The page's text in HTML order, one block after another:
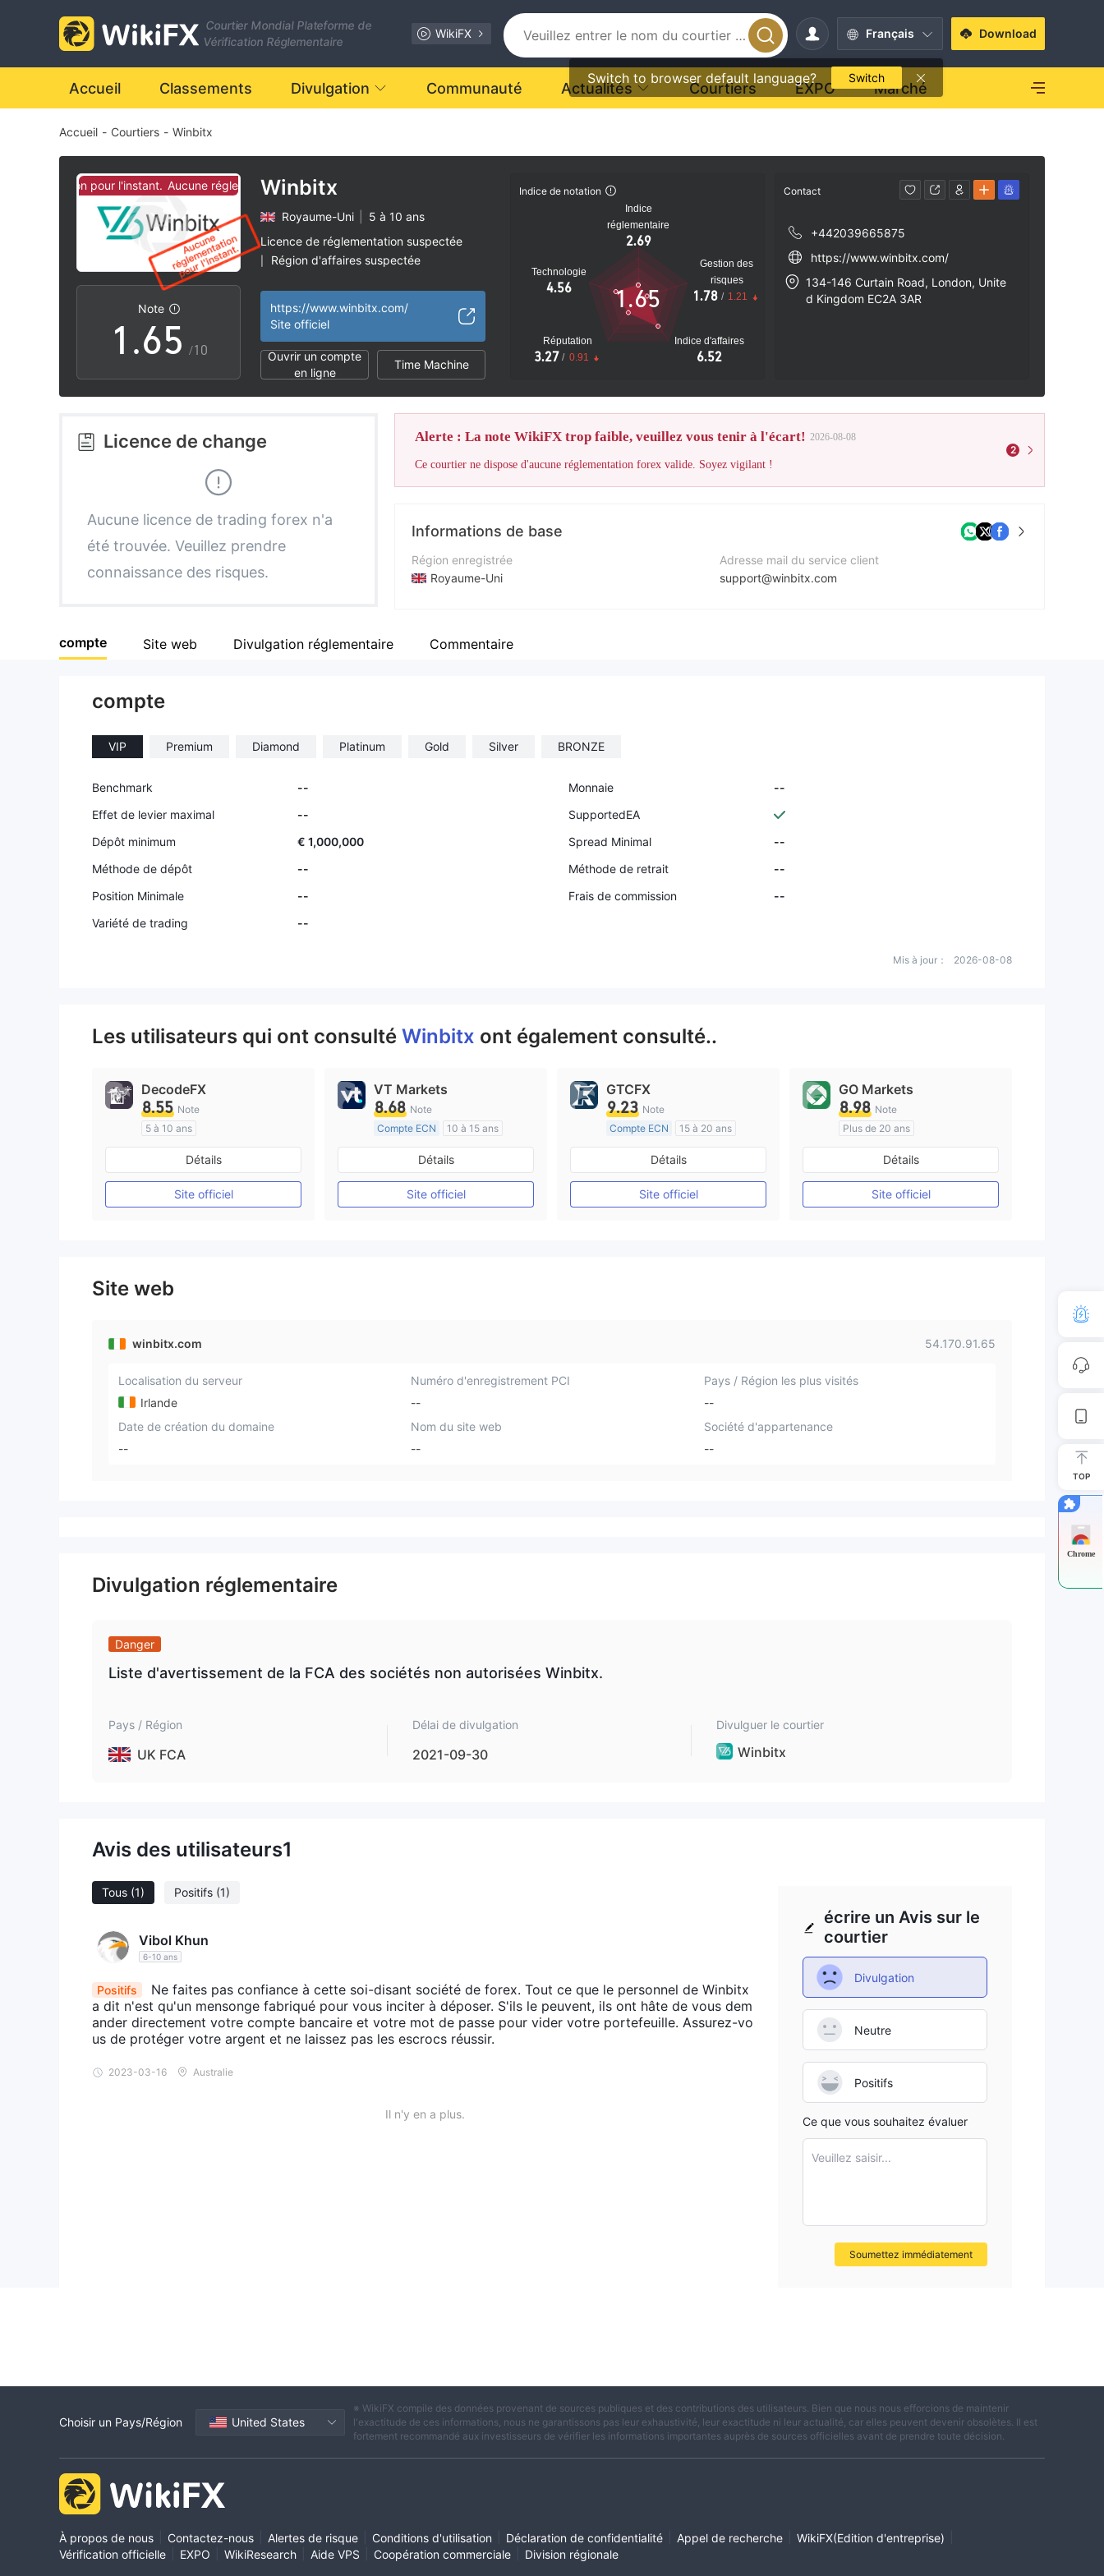
Courtier Mondial Plateforme de
Vérification Réglementaire
WikiFX Français
Switch to browser default language? Switch
Download
Accueil Classements Divulgation Communauté Actualités Courtiers EXPO Marché
Accueil - Courtiers - Winbitx
pour l'instant. Aucune réglementation pour l'instant.
Note
0
1
2
3
5
6
9
.
0
1
2
3
4
5
6
7
8
0
1
2
3
4
5
6
7
9
/10
Winbitx
Royaume-Uni
5 à 10 ans
Licence de réglementation suspectée
Région d'affaires suspectée
https://www.winbitx.com/
Site officiel
Ouvrir un compte
en ligne
Time Machine
Indice de notation
Indice
réglementaire
2.69
Technologie
4.56
Réputation
3.27 / 0.91
Indice d'affaires
6.52
Gestion des
risques
1.78 / 1.21
1.65
Contact
+442039665875
https://www.winbitx.com/
134-146 Curtain Road, London, Unite
d Kingdom EC2A 3AR
Licence de change
Aucune licence de trading forex n'a
été trouvée. Veuillez prendre
connaissance des risques.
Alerte : La note WikiFX trop faible, veuillez vous tenir à l'écart! 2026-08-08
Ce courtier ne dispose d'aucune réglementation forex valide. Soyez vigilant !
2
Informations de base
Région enregistrée
Royaume-Uni
Société
Adresse mail du service client
support@winbitx.com
compte Site web Divulgation réglementaire Commentaire
compte
VIP Premium Diamond Platinum Gold Silver BRONZE
Benchmark -- Monnaie
--
Effet de levier maximal
--
SupportedEA
Dépôt minimum
€ 1,000,000 Spread Minimal
--
Méthode de dépôt
-- Méthode de retrait
--
Position Minimale
-- Frais de commission
--
Variété de trading
--
Mis à jour： 2026-08-08
Les utilisateurs qui ont consulté Winbitx ont également consulté..
DecodeFX
8.55 Note
5 à 10 ans
Réglementation de Australie
Market Making (MM)
Etiquette principale MT4
Détails
Site officiel
VT Markets
8.68 Note
Compte ECN
10 à 15 ans
Réglementation de Australie
Market Making (MM)
Etiquette principale MT4
Détails
Site officiel
GTCFX
9.23 Note
Compte ECN
15 à 20 ans
Réglementation de Royaume-Uni
Market Making (MM)
Etiquette principale MT4
Détails
Site officiel
GO Markets
8.98 Note
Plus de 20 ans
Réglementation de Australie
Market Making (MM)
cTrader
Détails
Site officiel
Site web
winbitx.com 54.170.91.65
Localisation du serveur
Irlande
Numéro d'enregistrement PCI
--
Pays / Région les plus visités
--
Date de création du domaine
--
Nom du site web
--
Société d'appartenance
--
Divulgation réglementaire
Danger
Liste d'avertissement de la FCA des sociétés non autorisées Winbitx.
Pays / Région
UK FCA
Délai de divulgation
2021-09-30
Divulguer le courtier
Winbitx
Avis des utilisateurs1
Tous (1) Positifs (1)
Vibol Khun
6-10 ans
Positifs
Ne faites pas confiance à cette soi-disant société de forex. Tout ce que le personnel de Winbitx
a dit n'est qu'un mensonge fabriqué pour vous inciter à déposer. S'ils le peuvent, ils ont hâte de vous dem
ander directement votre compte bancaire et votre mot de passe pour vider votre portefeuille. Assurez-vo
us de protéger votre argent et ne laissez pas les escrocs réussir.
2023-03-16 Australie
Il n'y en a plus.
écrire un Avis sur le
courtier
Divulgation
Neutre
Positifs
Ce que vous souhaitez évaluer
Veuillez saisir...
Soumettez immédiatement
TOP
Chrome
Choisir un Pays/Région United States
※ WikiFX compile des données provenant de sources publiques et des contributions des utilisateurs. Bien que nous nous efforcions de maintenir
l'exactitude de ces informations, nous ne garantissons pas leur exhaustivité, leur exactitude ni leur actualité, car elles peuvent devenir obsolètes. Il est
fortement recommandé aux investisseurs de vérifier les informations importantes auprès de sources officielles avant de prendre toute décision.
À propos de nous Contactez-nous Alertes de risque Conditions d'utilisation Déclaration de confidentialité Appel de recherche WikiFX(Edition d'entreprise)
Vérification officielle
EXPO WikiResearch Aide VPS Coopération commerciale Division régionale